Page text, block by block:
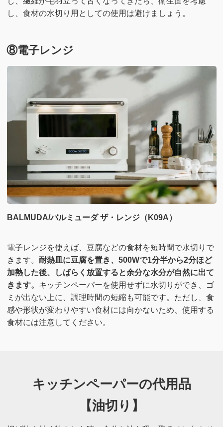
し、食材の水切り用としての使用は避けましょう。
⑧電子レンジ
BALMUDA/バルミューダ ザ・レンジ（K09A）
電子レンジを使えば、豆腐などの食材を短時間で水切りで
きます。 耐熱皿に豆腐を置き、500Wで1分半から2分ほど
加熱した後、しばらく放置すると余分な水分が自然に出て
きます。 キッチンペーパーを使用せずに水切りができ、ゴ
ミが出ない上に、調理時間の短縮も可能です。ただし、食
感や形状が変わりやすい食材には向かないため、使用する
食材には注意してください。
キッチンペーパーの代用品
【油切り】